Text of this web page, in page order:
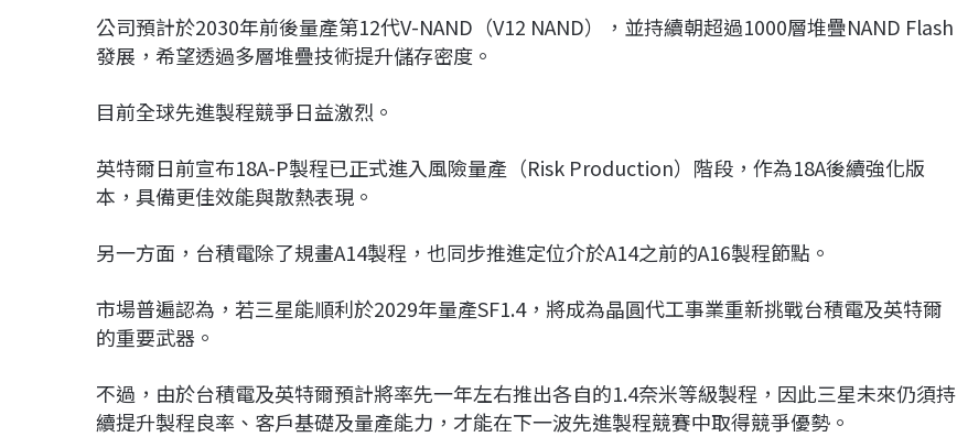
公司預計於2030年前後量產第12代V-NAND（V12 NAND），並持續朝超過1000層堆疊NAND Flash
發展，希望透過多層堆疊技術提升儲存密度。
目前全球先進製程競爭日益激烈。
英特爾日前宣布18A-P製程已正式進入風險量產（Risk Production）階段，作為18A後續強化版
本，具備更佳效能與散熱表現。
另一方面，台積電除了規畫A14製程，也同步推進定位介於A14之前的A16製程節點。
市場普遍認為，若三星能順利於2029年量產SF1.4，將成為晶圓代工事業重新挑戰台積電及英特爾
的重要武器。
不過，由於台積電及英特爾預計將率先一年左右推出各自的1.4奈米等級製程，因此三星未來仍須持
續提升製程良率、客戶基礎及量產能力，才能在下一波先進製程競賽中取得競爭優勢。